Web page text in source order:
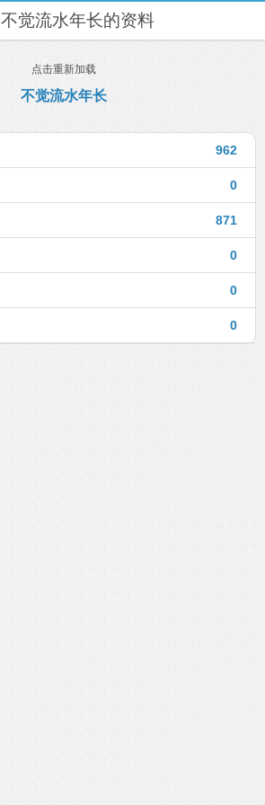
不觉流水年长的资料
点击重新加载
不觉流水年长
962
0
871
0
0
0